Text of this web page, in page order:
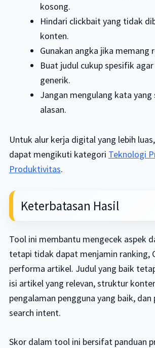
kosong.
Hindari clickbait yang tidak
konten.
Gunakan angka jika memang
Buat judul cukup spesifik
generik.
Jangan mengulang kata yang
alasan.
Untuk alur kerja digital yang lebih
dapat mengikuti kategori Teknologi
Produktivitas.
Keterbatasan Hasil
Tool ini membantu mengecek aspek
tetapi tidak dapat menjamin ranking,
performa artikel. Judul yang baik
isi artikel yang relevan, struktur
pengalaman pengguna yang baik, dan
search intent.
Skor dalam tool ini bersifat panduan